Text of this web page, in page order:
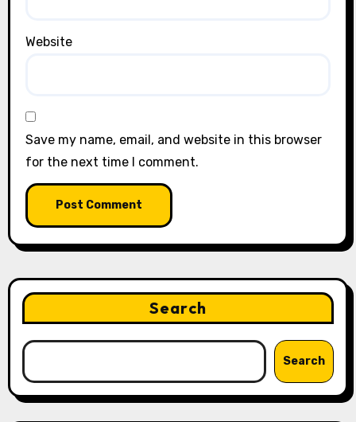
Website
Save my name, email, and website in this browser
for the next time I comment.
Search
Search